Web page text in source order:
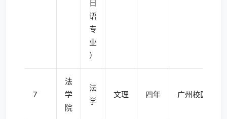
日
语
专
业
）
7
法
学
院
法
学
文理 四年 广州校区东校